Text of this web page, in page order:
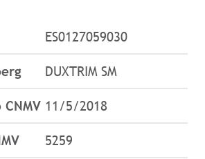
ES0127059030
DUXTRIM SM
11/5/2018
5259